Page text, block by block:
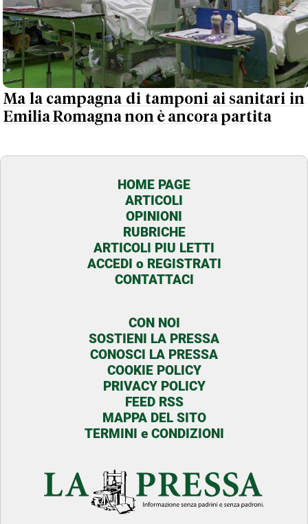
Ma la campagna di tamponi ai sanitari in
Emilia Romagna non è ancora partita
HOME PAGE
ARTICOLI
OPINIONI
RUBRICHE
ARTICOLI PIU LETTI
ACCEDI o REGISTRATI
CONTATTACI
CON NOI
SOSTIENI LA PRESSA
CONOSCI LA PRESSA
COOKIE POLICY
PRIVACY POLICY
FEED RSS
MAPPA DEL SITO
TERMINI e CONDIZIONI